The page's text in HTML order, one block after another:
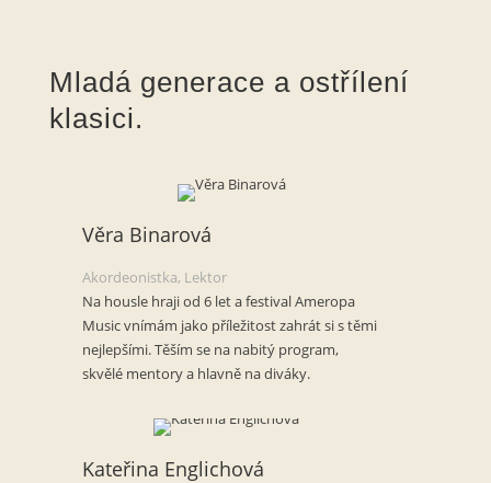
Mladá generace a ostřílení
klasici.
Věra Binarová
Akordeonistka, Lektor
Na housle hraji od 6 let a festival Ameropa
Music vnímám jako příležitost zahrát si s těmi
nejlepšími. Těším se na nabitý program,
skvělé mentory a hlavně na diváky.
Kateřina Englichová